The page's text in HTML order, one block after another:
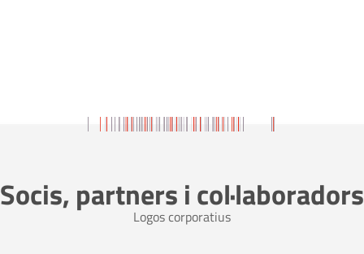
Socis, partners i col·laboradors
Logos corporatius